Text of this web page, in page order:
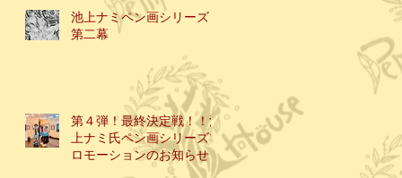
池上ナミペン画シリーズ
第二幕
第４弾！最終決定戦！！池
上ナミ氏ペン画シリーズプ
ロモーションのお知らせ